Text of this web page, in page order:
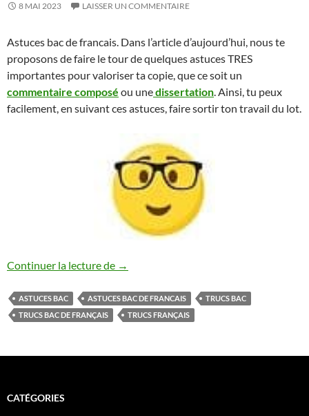
8 MAI 2023 LAISSER UN COMMENTAIRE
Astuces bac de francais. Dans l’article d’aujourd’hui, nous te
proposons de faire le tour de quelques astuces TRES
importantes pour valoriser ta copie, que ce soit un
commentaire composé ou unedissertation. Ainsi, tu peux
facilement, en suivant ces astuces, faire sortir ton travail du lot.
Continuer la lecture de ASTUCES BAC DE FRANCAIS
→
ASTUCES BAC ASTUCES BAC DE FRANCAIS
TRUCS BAC
TRUCS BAC DE FRANÇAIS
TRUCS FRANÇAIS
CATÉGORIES